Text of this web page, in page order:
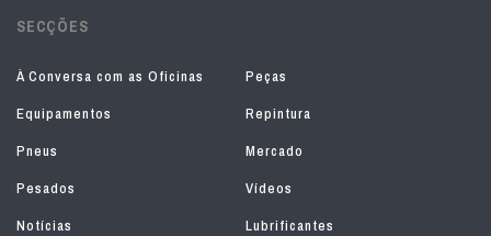
SECÇÕES
À Conversa com as Oficinas
Peças
Equipamentos
Repintura
Pneus
Mercado
Pesados
Vídeos
Notícias
Lubrificantes